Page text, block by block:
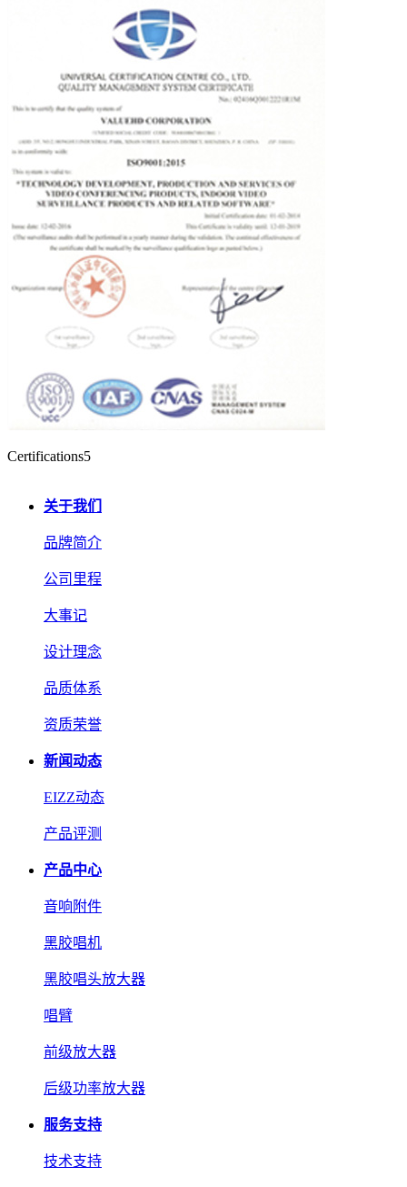
Certifications5
关于我们
品牌简介
公司里程
大事记
设计理念
品质体系
资质荣誉
新闻动态
EIZZ动态
产品评测
产品中心
音响附件
黑胶唱机
黑胶唱头放大器
唱臂
前级放大器
后级功率放大器
服务支持
技术支持